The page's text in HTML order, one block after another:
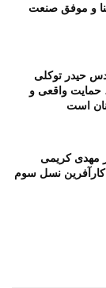
و موفق صنعت
حیدر توکلی
حمایت واقعی و
است
مهدی کریمی
نسل سوم